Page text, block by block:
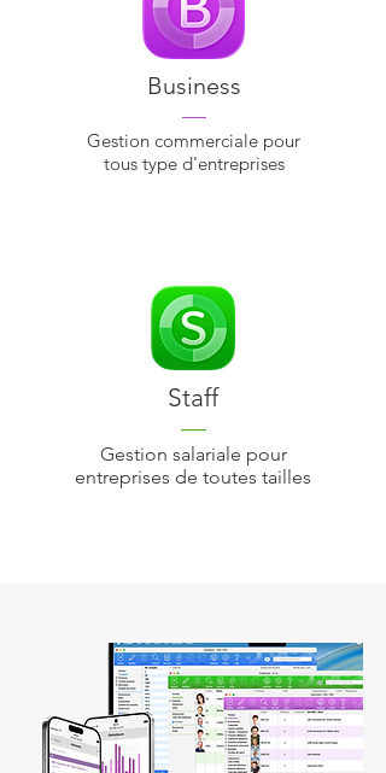
Business
—
Gestion commerciale pour
tous type d'entreprises
Staff
—
Gestion salariale pour
entreprises de toutes tailles